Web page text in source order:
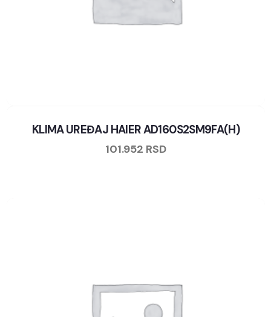
KLIMA UREĐAJ HAIER AD160S2SM9FA(H)
101.952 RSD